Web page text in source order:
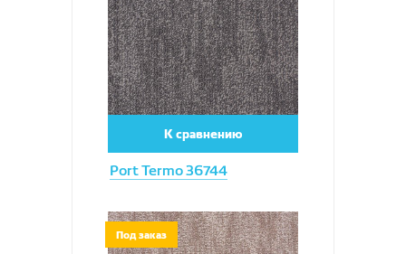
Port Termo 36744
К сравнению
Под заказ Увеличить